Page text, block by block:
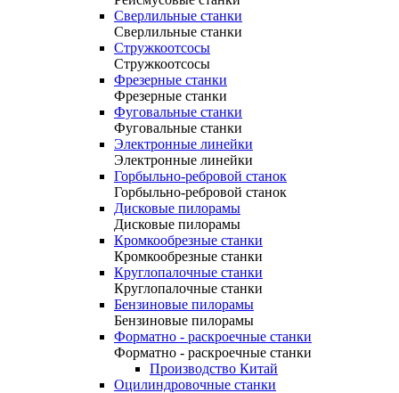
Сверлильные станки
Сверлильные станки
Стружкоотсосы
Стружкоотсосы
Фрезерные станки
Фрезерные станки
Фуговальные станки
Фуговальные станки
Электронные линейки
Электронные линейки
Горбыльно-ребровой станок
Горбыльно-ребровой станок
Дисковые пилорамы
Дисковые пилорамы
Кромкообрезные станки
Кромкообрезные станки
Круглопалочные станки
Круглопалочные станки
Бензиновые пилорамы
Бензиновые пилорамы
Форматно - раскроечные станки
Форматно - раскроечные станки
Производство Китай
Оцилиндровочные станки